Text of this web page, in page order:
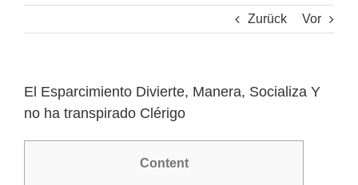
Zurück Vor
El Esparcimiento Divierte, Manera, Socializa Y
no ha transpirado Clérigo
Content